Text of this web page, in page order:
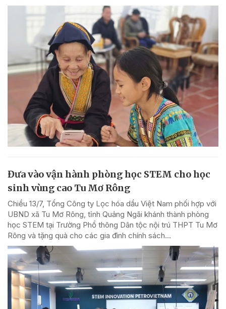
Đưa vào vận hành phòng học STEM cho học
sinh vùng cao Tu Mơ Rông
Chiều 13/7, Tổng Công ty Lọc hóa dầu Việt Nam phối hợp với
UBND xã Tu Mơ Rông, tỉnh Quảng Ngãi khánh thành phòng
học STEM tại Trường Phổ thông Dân tộc nội trú THPT Tu Mơ
Rông và tặng quà cho các gia đình chính sách...